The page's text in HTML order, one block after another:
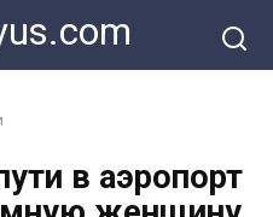
в аэропорт